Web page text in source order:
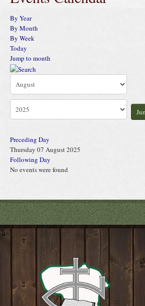
By Year
By Month
By Week
Today
Jump to month
Preceding Day
Thursday 07 August 2025
Following Day
No events were found